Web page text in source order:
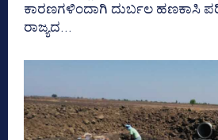
ಕಾರಣಗಳಿಂದಾಗಿ ದುರ್ಬಲ ಹಣಕಾಸಿ
ರಾಜ್ಯದ...